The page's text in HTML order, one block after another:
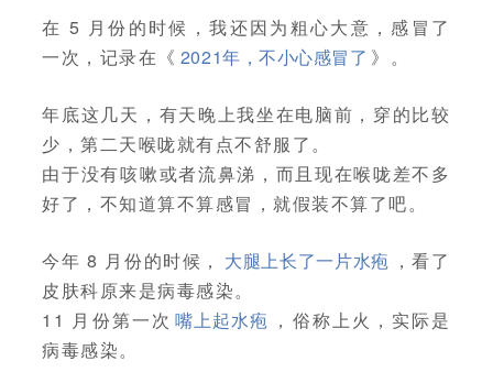
在 5 月份的时候，我还因为粗心大意，感冒了
一次，记录在《 2021年，不小心感冒了 》。
年底这几天，有天晚上我坐在电脑前，穿的比较
少，第二天喉咙就有点不舒服了。
由于没有咳嗽或者流鼻涕，而且现在喉咙差不多
好了，不知道算不算感冒，就假装不算了吧。
今年 8 月份的时候， 大腿上长了一片水疱 ，看了
皮肤科原来是病毒感染。
11 月份第一次 嘴上起水疱 ，俗称上火，实际是
病毒感染。